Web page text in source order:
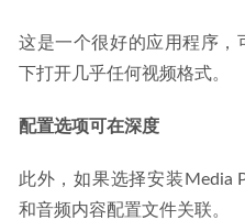
这是一个很好的应用程序，
下打开几乎任何视频格式。
配置选项可在深度
此外，如果选择安装Media
和音频内容配置文件关联。